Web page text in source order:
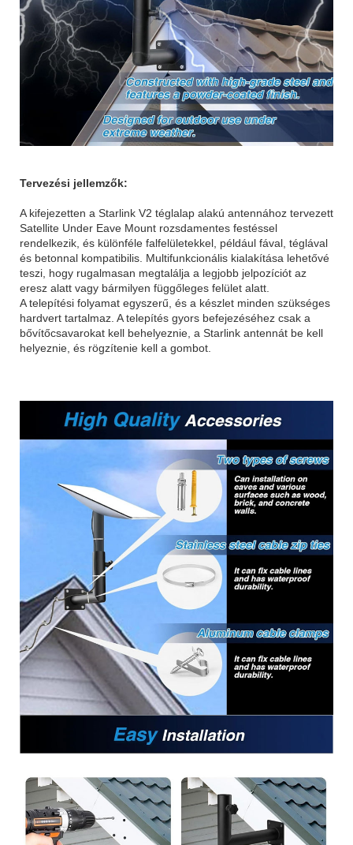
Tervezési jellemzők:
A kifejezetten a Starlink V2 téglalap alakú antennához tervezett
Satellite Under Eave Mount rozsdamentes festéssel
rendelkezik, és különféle falfelületekkel, például fával, téglával
és betonnal kompatibilis. Multifunkcionális kialakítása lehetővé
teszi, hogy rugalmasan megtalálja a legjobb jelpozíciót az
eresz alatt vagy bármilyen függőleges felület alatt.
A telepítési folyamat egyszerű, és a készlet minden szükséges
hardvert tartalmaz. A telepítés gyors befejezéséhez csak a
bővítőcsavarokat kell behelyeznie, a Starlink antennát be kell
helyeznie, és rögzítenie kell a gombot.